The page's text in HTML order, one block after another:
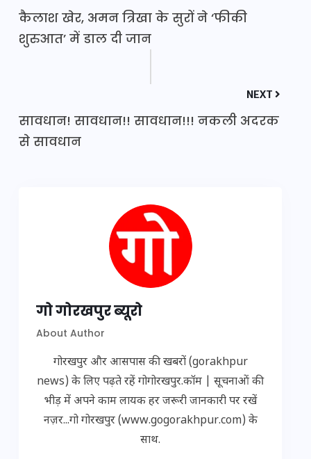
कैलाश खेर, अमन त्रिखा के सुरों ने ‘फीकी
शुरुआत’ में डाल दी जान
NEXT
सावधान! सावधान!! सावधान!!! नकली अदरक
से सावधान
गो गोरखपुर ब्यूरो
About Author
गोरखपुर और आसपास की खबरों (gorakhpur
news) के लिए पढ़ते रहें गोगोरखपुर.कॉम | सूचनाओं की
भीड़ में अपने काम लायक हर जरूरी जानकारी पर रखें
नज़र...गो गोरखपुर (www.gogorakhpur.com) के
साथ.